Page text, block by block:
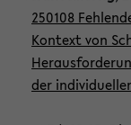
250108
Kontext von
der